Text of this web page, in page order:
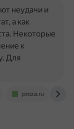
proza.ru
неудачи и
а как
Некоторые
к
Для